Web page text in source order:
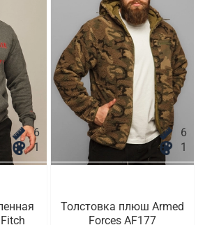
6
1
6
1
Толстовка плюш Armed
Forces AF177